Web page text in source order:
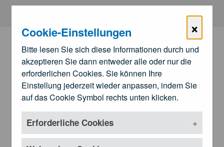
×
Cookie-Einstellungen
Bitte lesen Sie sich diese Informationen durch und
akzeptieren Sie dann entweder alle oder nur die
erforderlichen Cookies. Sie können Ihre
Einstellung jederzeit wieder anpassen, indem Sie
auf das Cookie Symbol rechts unten klicken.
Erforderliche Cookies
Zum Hauptinhalt springen
Zu den
Landesärztekammern